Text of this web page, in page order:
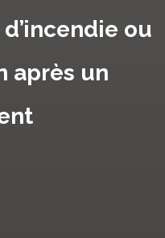
ou
après un